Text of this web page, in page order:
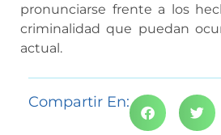
pronunciarse frente a los
criminalidad que puedan
actual.
Compartir En: